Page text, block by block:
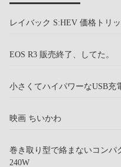
レイバック S:HEV 価格トリ
EOS R3 販売終了、してた。
小さくてハイパワーなUSB充
映画 ちいかわ
巻き取り型で絡まないコンパ
240W